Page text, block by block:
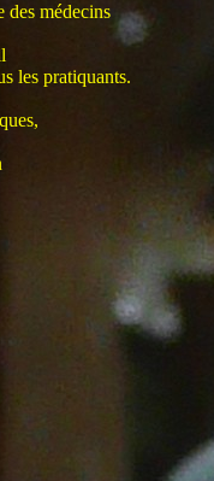
des médecins
les pratiquants.